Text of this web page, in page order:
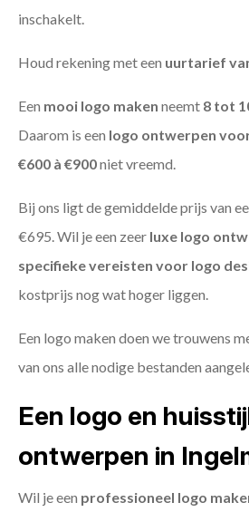
inschakelt.
Houd rekening met een uurtarief
Een mooi logo maken neemt 8 tot
Daarom is een logo ontwerpen
€600 à €900niet vreemd.
Bij ons ligt de gemiddelde prijs van
€695. Wil je een zeer luxe logo
specifieke vereisten voor logo
kostprijs nog wat hoger liggen.
Een logo maken doen we trouwens
van ons alle nodige bestanden
Een logo en
ontwerpen in
Wil je een professioneel logo